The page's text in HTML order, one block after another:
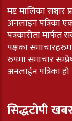
मष्ट मालिका सञ्चार
अनलाइन पत्रिका
पत्रकारीता मार्फत
पक्षका
रुपमा समाचार
अनलाईन पत्रिका हो
सिद्धटोपी